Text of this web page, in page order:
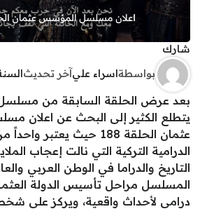
شارك
بواسطةاسراء عليآخر تحديث
بعد عرض الحلقة السابقة من
يتطلع الكثير إلى البحث عن اعلان
عثمان الحلقة 188 حيث يعتبر
الدرامية التركية التي نالت إعجاب
التاريخ والدراما في الوطن العربي
المسلسل مراحل تأسيس الدولة
درامي لأحداث واقعية، ويركز على